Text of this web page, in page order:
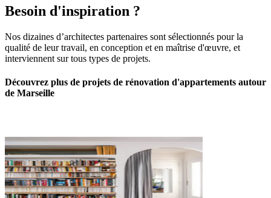
Besoin d'inspiration ?
Nos dizaines d’architectes partenaires sont sélectionnés pour la
qualité de leur travail, en conception et en maîtrise d'œuvre, et
interviennent sur tous types de projets.
Découvrez plus de projets de rénovation d'appartements autour
de Marseille